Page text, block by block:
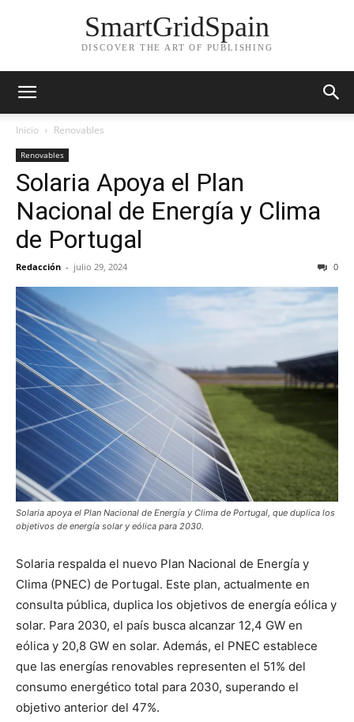
SmartGridSpain
DISCOVER THE ART OF PUBLISHING
Inicio Renovables
Renovables
Solaria Apoya el Plan
Nacional de Energía y Clima
de Portugal
Redacción - julio 29, 2024 0
Solaria apoya el Plan Nacional de Energía y Clima de Portugal, que duplica los
objetivos de energía solar y eólica para 2030.
Solaria respalda el nuevo Plan Nacional de Energía y
Clima (PNEC) de Portugal. Este plan, actualmente en
consulta pública, duplica los objetivos de energía eólica y
solar. Para 2030, el país busca alcanzar 12,4 GW en
eólica y 20,8 GW en solar. Además, el PNEC establece
que las energías renovables representen el 51% del
consumo energético total para 2030, superando el
objetivo anterior del 47%.